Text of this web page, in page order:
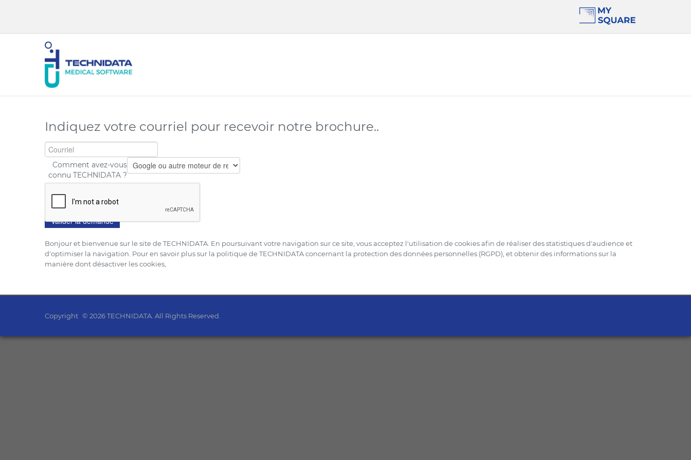
Indiquez votre courriel pour recevoir notre brochure..
Comment avez-vous
connu TECHNIDATA ?
Bonjour et bienvenue sur le site de TECHNIDATA. En poursuivant votre navigation sur ce site, vous acceptez l'utilisation de cookies afin de réaliser des statistiques d'audience et
d'optimiser la navigation. Pour en savoir plus sur la politique de TECHNIDATA concernant la protection des données personnelles (RGPD), et obtenir des informations sur la
manière dont désactiver les cookies,
Copyright © 2026 TECHNIDATA. All Rights Reserved.